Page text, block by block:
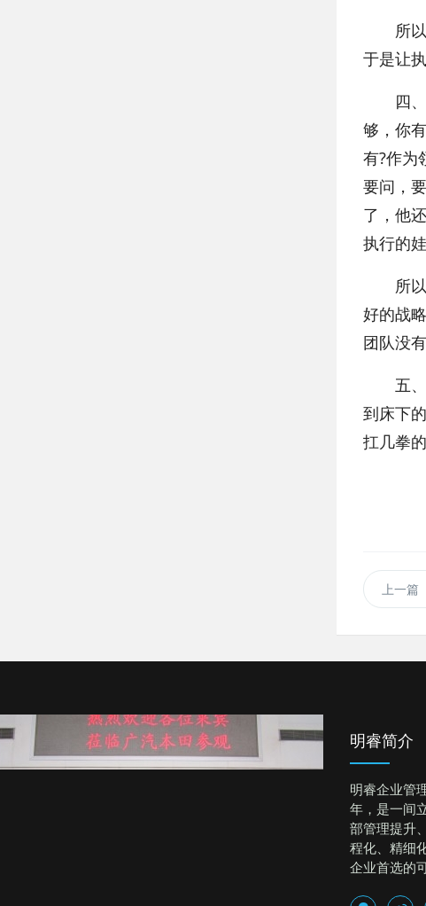
所以
于是让
四、
够，你
有?作为
要问，
了，他
执行的
所以
好的战
团队没
五、
到床下
扛几拳的
上一篇
明睿简介
明睿企业管
年，是一间
部管理提升
程化、精细
企业首选的